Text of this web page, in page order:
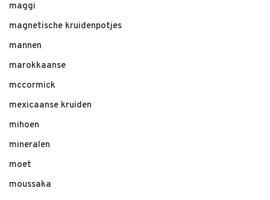
maggi
magnetische kruidenpotjes
mannen
marokkaanse
mccormick
mexicaanse kruiden
mihoen
mineralen
moet
moussaka